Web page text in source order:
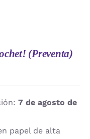
(Preventa)
7 de agosto de
papel de alta